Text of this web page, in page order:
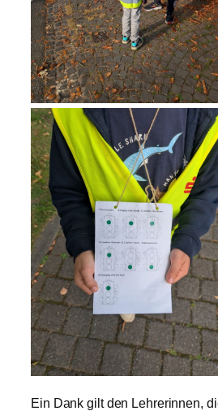
Ein Dank gilt den Lehrerinnen,